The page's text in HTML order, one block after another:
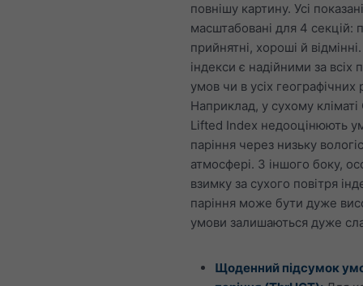
повнішу картину. Усі
масштабовані для 4 секцій:
прийнятні, хороші й
індекси є надійними за всіх
умов чи в усіх географічних
Наприклад, у сухому кліматі
Lifted Index недооцінюють
паріння через низьку
атмосфері. З іншого боку,
взимку за сухого повітря
паріння може бути дуже
умови залишаються дуже
Щоденний підсумок